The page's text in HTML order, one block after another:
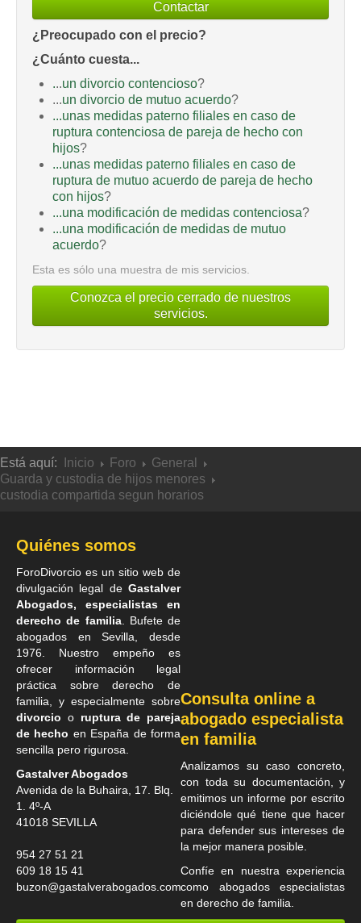
Contactar
¿Preocupado con el precio?
¿Cuánto cuesta...
...un divorcio contencioso?
...un divorcio de mutuo acuerdo?
...unas medidas paterno filiales en caso de
ruptura contenciosa de pareja de hecho con
hijos?
...unas medidas paterno filiales en caso de
ruptura de mutuo acuerdo de pareja de hecho
con hijos?
...una modificación de medidas contenciosa?
...una modificación de medidas de mutuo
acuerdo?
Esta es sólo una muestra de mis servicios.
Conozca el precio cerrado de nuestros
servicios.
Está aquí: Inicio Foro
General
Guarda y custodia de hijos menores
custodia compartida segun horarios
Quiénes somos
ForoDivorcio es un sitio web de
divulgación legal de Gastalver
Abogados, especialistas en
derecho de familia. Bufete de
abogados en Sevilla, desde
1976. Nuestro empeño es
ofrecer información legal
práctica sobre derecho de
familia, y especialmente sobre
divorcio o ruptura de pareja
de hecho en España de forma
sencilla pero rigurosa.
Gastalver Abogados
Avenida de la Buhaira, 17. Blq.
1. 4º-A
41018 SEVILLA
954 27 51 21
609 18 15 41
buzon@gastalverabogados.com
Consulta online a
abogado especialista
en familia
Analizamos su caso concreto,
con toda su documentación, y
emitimos un informe por escrito
diciéndole qué tiene que hacer
para defender sus intereses de
la mejor manera posible.
Confíe en nuestra experiencia
como abogados especialistas
en derecho de familia.